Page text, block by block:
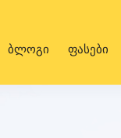
ბლოგი ფასები